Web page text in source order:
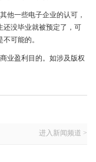
一些电子企业的认可，
还没毕业就被预定了，可
可能的。
业盈利目的。如涉及版权
进入新闻频道 >